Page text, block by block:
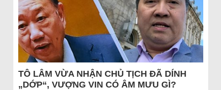
TÔ LÂM VỪA NHẬN CHỦ TỊCH ĐÃ DÍNH
„DỚP“, VƯỢNG VIN CÓ ÂM MƯU GÌ?